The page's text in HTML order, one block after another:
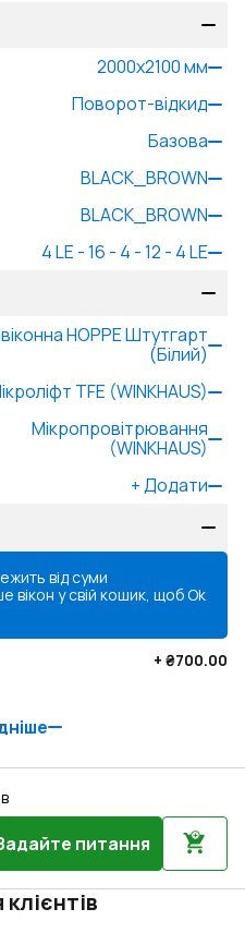
2000x2100мм
Поворот-відкид
Базова
BLACK_BROWN
BLACK_BROWN
4 LE - 16 - 4 - 12 - 4 LE
HOPPE Штутгарт
(Білий)
TFE (WINKHAUS)
Мікропровітрювання
(WINKHAUS)
+Додати
від суми
вікон у свій кошик, щобOk
+ ₴700.00
питання